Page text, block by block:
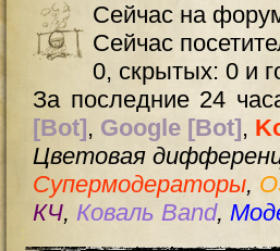
Сейчас на
Сейчас
0, скрытых: 0 и
За последние 24
[Bot], Google [Bot],
Цветовая
Супермодераторы,
КЧ, Коваль Band,